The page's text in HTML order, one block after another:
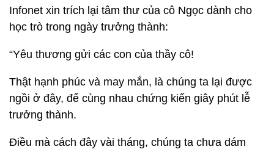
Infonet xin trích lại tâm thư của cô Ngọc dành cho
học trò trong ngày trưởng thành:
“Yêu thương gửi các con của thầy cô!
Thật hạnh phúc và may mắn, là chúng ta lại được
ngồi ở đây, để cùng nhau chứng kiến giây phút lễ
trưởng thành.
Điều mà cách đây vài tháng, chúng ta chưa dám